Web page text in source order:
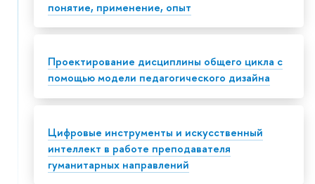
понятие, применение, опыт
Проектирование дисциплины общего цикла с
помощью модели педагогического дизайна
Цифровые инструменты и искусственный
интеллект в работе преподавателя
гуманитарных направлений